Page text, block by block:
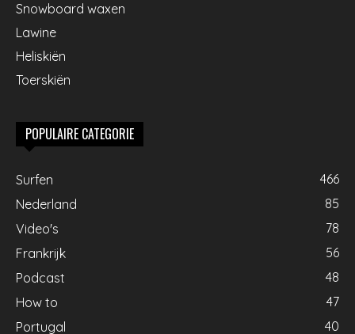
Snowboard waxen
Lawine
Heliskiën
Toerskiën
POPULAIRE CATEGORIE
Surfen
466
Nederland
85
Video's
78
Frankrijk
56
Podcast
48
How to
47
Portugal
40